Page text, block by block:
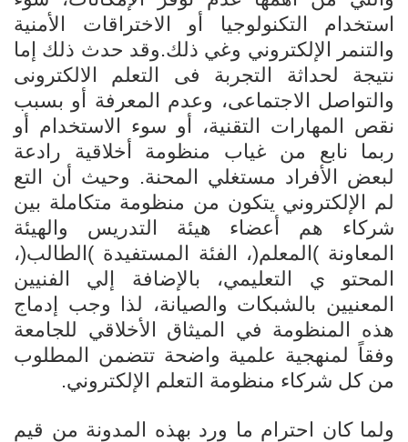
استخدام التكنولوجيا أو الاختراقات الأمنية
والتنمر الإلكتروني وغي ذلك.وقد حدث ذلك إما
نتيجة لحداثة التجربة فى التعلم الالكترونى
والتواصل الاجتماعى، وعدم المعرفة أو بسبب
نقص المهارات التقنية، أو سوء الاستخدام أو
ربما نابع من غياب منظومة أخلاقية رادعة
لبعض الأفراد مستغلي المحنة. وحيث أن التع
لم الإلكتروني يتكون من منظومة متكاملة بين
شركاء هم أعضاء هيئة التدريس والهيئة
المعاونة )المعلم(، الفئة المستفيدة )الطالب(،
المحتو ي التعليمي، بالإضافة إلي الفنيين
المعنيين بالشبكات والصيانة، لذا وجب إدماج
هذه المنظومة في الميثاق الأخلاقي للجامعة
وفقاً لمنهجية علمية واضحة تتضمن المطلوب
من كل شركاء منظومة التعلم الإلكتروني.
ولما كان احترام ما ورد بهذه المدونة من قيم